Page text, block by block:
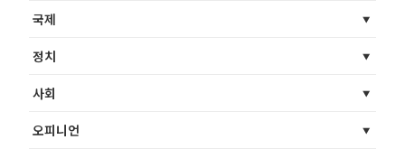
국제
정치
사회
오피니언